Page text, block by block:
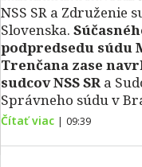
NSS SR a Združenie
Slovenska.
podpredsedu súdu
Trenčana zase
sudcov NSS SR a
Správneho súdu v
Čítať viac | 09:39